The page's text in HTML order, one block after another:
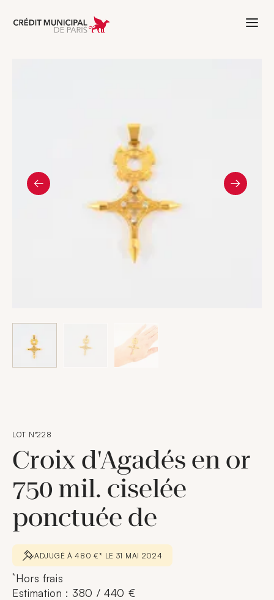
Aller à l'accueil de Crédit Municipal
LOT N°228
Croix d'Agadés en or
750 mil. ciselée
ponctuée de
ADJUGÉ À 480 €* LE 31 MAI 2024
*Hors frais
Estimation : 380 / 440 €